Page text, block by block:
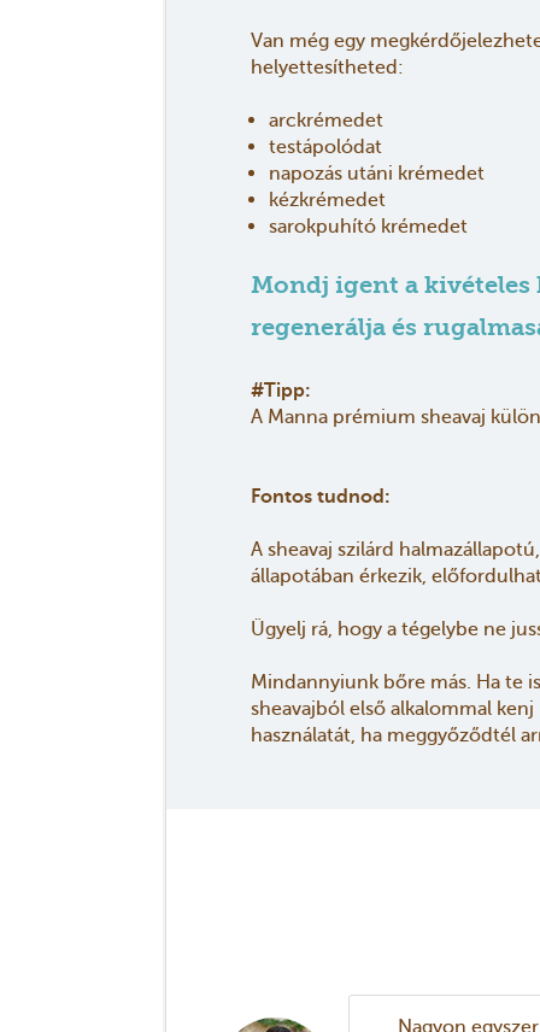
Van még egy
helyettesítheted:
arckrémedet
testápolódat
napozás utáni krémedet
kézkrémedet
sarokpuhító krémedet
Mondj igent a kivételes
regenerálja és
#Tipp:
A Manna prémium sheavaj
Fontos tudnod:
A sheavaj szilárd
állapotában érkezik,
Ügyelj rá, hogy a tégelybe ne
Mindannyiunk bőre más. Ha te
sheavajból első alkalommal
használatát, ha meggyőződtél
Nagyon